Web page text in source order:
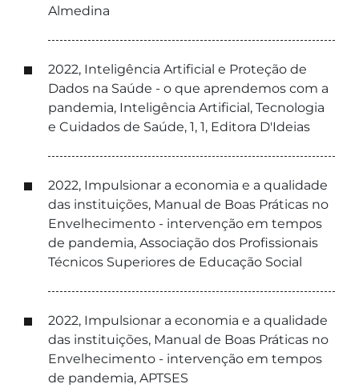
Almedina
2022, Inteligência Artificial e Proteção de
Dados na Saúde - o que aprendemos com a
pandemia, Inteligência Artificial, Tecnologia
e Cuidados de Saúde, 1, 1, Editora D'Ideias
2022, Impulsionar a economia e a qualidade
das instituições, Manual de Boas Práticas no
Envelhecimento - intervenção em tempos
de pandemia, Associação dos Profissionais
Técnicos Superiores de Educação Social
2022, Impulsionar a economia e a qualidade
das instituições, Manual de Boas Práticas no
Envelhecimento - intervenção em tempos
de pandemia, APTSES